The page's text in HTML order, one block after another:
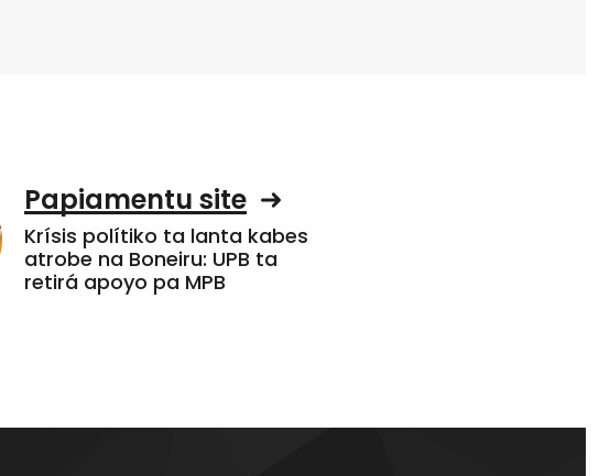
Papiamentu site
Krísis polítiko ta lanta kabes
atrobe na Boneiru: UPB ta
retirá apoyo pa MPB